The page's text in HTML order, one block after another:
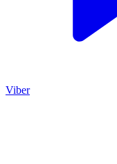
Viber